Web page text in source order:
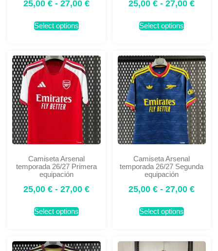
25,00 € - 27,00 €
Select options
25,00€ - 27,00€
Select options
Camiseta Arsenal
temporada 26/27 Primera
equipación
25,00 € - 27,00 €
Select options
Camiseta Arsenal
temporada 26/27 Segunda
equipación
25,00€ - 27,00€
Select options